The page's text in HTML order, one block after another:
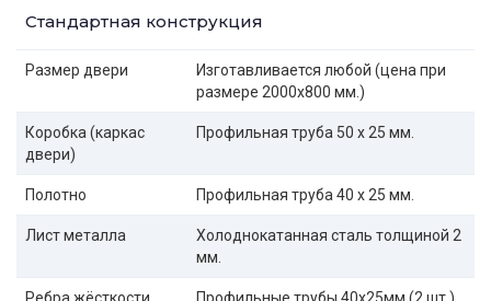
Стандартная конструкция
Размер двери
Изготавливается любой (цена при
размере 2000x800 мм.)
Коробка (каркас
двери)
Профильная труба 50 х 25 мм.
Полотно Профильная труба 40 х 25 мм.
Лист металла
Холоднокатанная сталь толщиной 2
мм.
Ребра жёсткости Профильные трубы 40х25мм (2 шт.)